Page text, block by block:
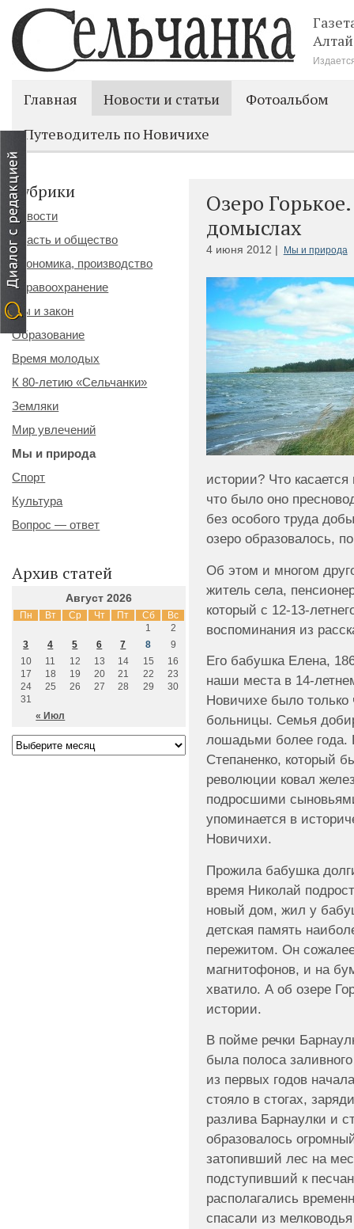
Главная Новости и статьи
Фотоальбом
Путеводитель по Новичихе
Озеро
домыслах
4 июня 2012 | Мы и природа
истории? Что
что было оно
без особого труда
озеро образовалось,
Об этом и многом
житель села,
который с 12-13-
воспоминания из
Его бабушка Елена,
наши места в 14-
Новичихе было
больницы. Семья
лошадьми более
Степаненко, который
революции ковал
подросшими
упоминается в
Новичихи.
Прожила бабушка
время Николай
новый дом, жил у
детская память
пережитом. Он
магнитофонов, и на
хватило. А об озере
истории.
В пойме речки
была полоса
из первых годов
стояло в стогах,
разлива Барнаулки и
образовалось
затопивший лес на
подступивший к
располагались
спасали из
Рубрики
Новости
Власть и общество
Экономика, производство
Здравоохранение
Мы и закон
Образование
Время молодых
К 80-летию «Сельчанки»
Земляки
Мир увлечений
Мы и природа
Спорт
Культура
Вопрос — ответ
Архив статей
Август 2026
Пн Вт Ср Чт Пт Сб Вс
« Июл
1
2
3
4 5 6 7 8
9
10
11 12 13 14 15
16
17
18 19 20 21 22
23
24
25 26 27 28 29
30
31